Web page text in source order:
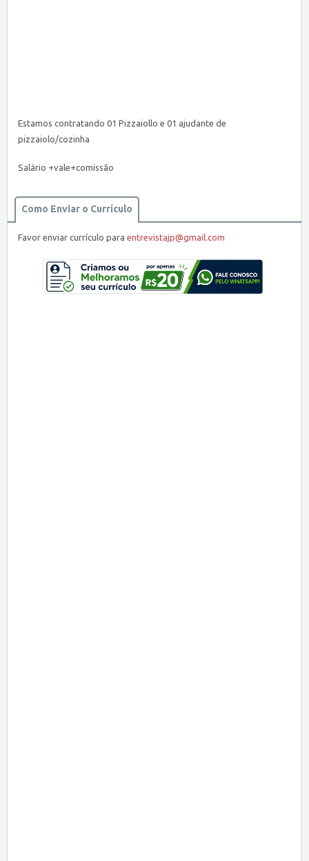
Estamos contratando 01 Pizzaiollo e 01 ajudante de
pizzaiolo/cozinha
Salário +vale+comissão
Como Enviar o Currículo
Favor enviar currículo para entrevistajp@gmail.com